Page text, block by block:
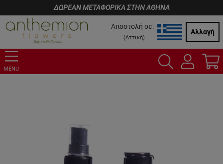
ΔΩΡΕΑΝ ΜΕΤΑΦΟΡΙΚΑ ΣΤΗΝ ΑΘΗΝΑ
Αποστολή σε:
(Αττική)
Αλλαγή
MENU